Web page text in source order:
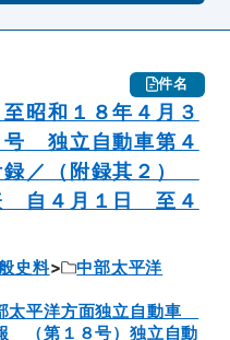
件名
昭和１８年４月３
独立自動車第４
録／（附録其２）
自４月１日 至４
史料
中部太平洋
太平洋方面独立自動車
（第１８号）独立自動